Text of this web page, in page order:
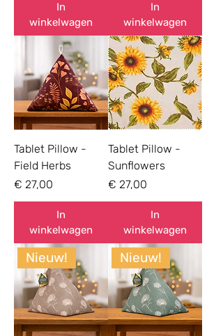
In
winkelwagen
In
winkelwagen
Tablet Pillow -
Field Herbs
Prijs
€ 27,00
In
winkelwagen
Tablet Pillow -
Sunflowers
Prijs
€ 27,00
In
winkelwagen
Nieuw! Nieuw!